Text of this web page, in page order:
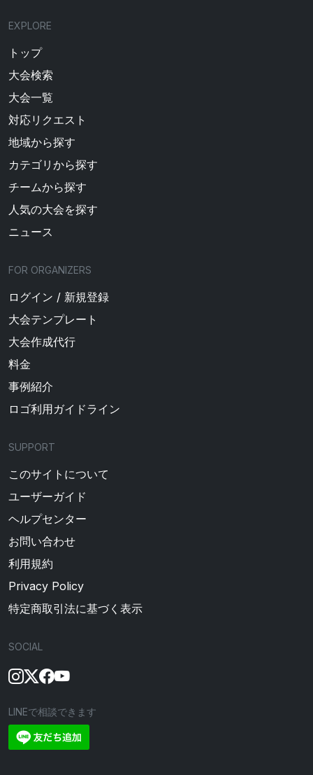
EXPLORE
トップ
大会検索
大会一覧
対応リクエスト
地域から探す
カテゴリから探す
チームから探す
人気の大会を探す
ニュース
FOR ORGANIZERS
ログイン / 新規登録
大会テンプレート
大会作成代行
料金
事例紹介
ロゴ利用ガイドライン
SUPPORT
このサイトについて
ユーザーガイド
ヘルプセンター
お問い合わせ
利用規約
Privacy Policy
特定商取引法に基づく表示
SOCIAL
LINEで相談できます